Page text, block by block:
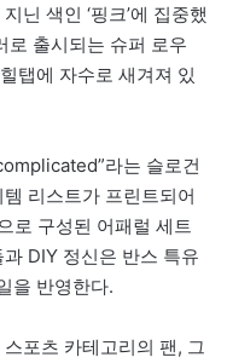
닌 색인 ‘핑크’에 집중했
로 출시되는 슈퍼 로우
탭에 자수로 새겨져 있
라는 슬로건
리스트가 프린트되어
로 구성된 어패럴 세트
DIY 정신은 반스 특유
을 반영한다.
포츠 카테고리의 팬, 그